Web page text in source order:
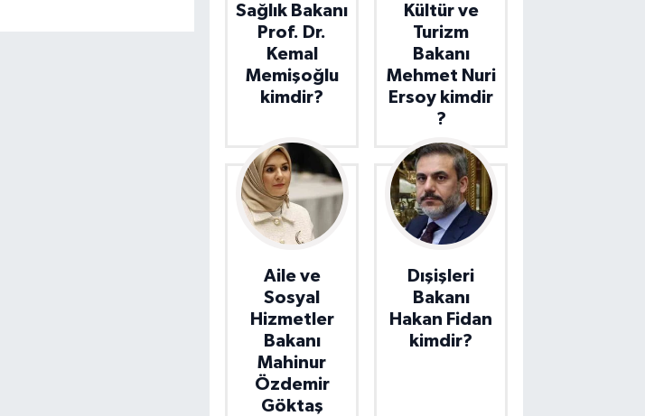
Sağlık Bakanı
Prof. Dr.
Kemal
Memişoğlu
kimdir?
Kültür ve
Turizm
Bakanı
Mehmet Nuri
Ersoy kimdir
?
Aile ve
Sosyal
Hizmetler
Bakanı
Mahinur
Özdemir
Göktaş
Dışişleri
Bakanı
Hakan Fidan
kimdir?